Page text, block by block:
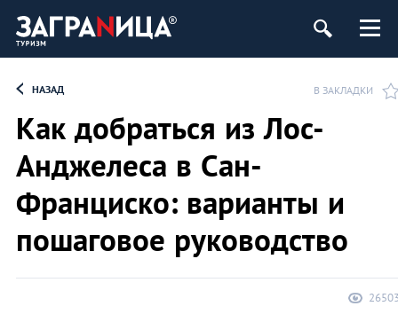
НАЗАД В ЗАКЛАДКИ
Как добраться из Лос-
Анджелеса в Сан-
Франциско: варианты и
пошаговое руководство